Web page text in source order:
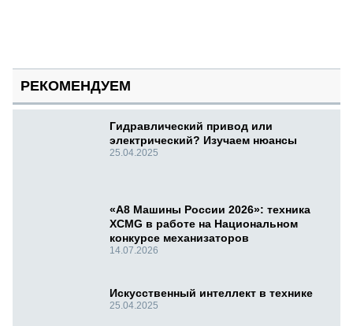
РЕКОМЕНДУЕМ
Гидравлический привод или
электрический? Изучаем нюансы
25.04.2025
«А8 Машины России 2026»: техника
XCMG в работе на Национальном
конкурсе механизаторов
14.07.2026
Искусственный интеллект в технике
25.04.2025